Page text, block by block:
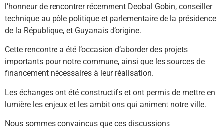
l’honneur de rencontrer récemment Deobal Gobin, conseiller
technique au pôle politique et parlementaire de la présidence
de la République, et Guyanais d’origine.
Cette rencontre a été l’occasion d’aborder des projets
importants pour notre commune, ainsi que les sources de
financement nécessaires à leur réalisation.
Les échanges ont été constructifs et ont permis de mettre en
lumière les enjeux et les ambitions qui animent notre ville.
Nous sommes convaincus que ces discussions